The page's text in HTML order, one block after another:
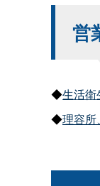
営
◆生活衛
◆理容所